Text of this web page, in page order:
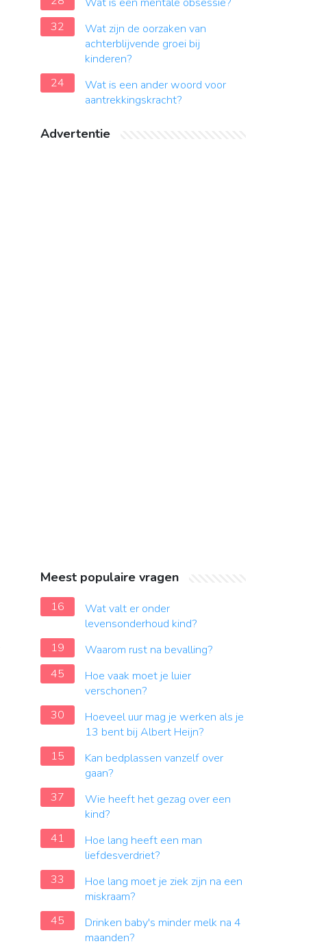
32
Wat zijn de oorzaken van
achterblijvende groei bij
kinderen?
24
Wat is een ander woord voor
aantrekkingskracht?
Advertentie
Meest populaire vragen
16
Wat valt er onder
levensonderhoud kind?
19
Waarom rust na bevalling?
45
Hoe vaak moet je luier
verschonen?
30
Hoeveel uur mag je werken als je
13 bent bij Albert Heijn?
15
Kan bedplassen vanzelf over
gaan?
37
Wie heeft het gezag over een
kind?
41
Hoe lang heeft een man
liefdesverdriet?
33
Hoe lang moet je ziek zijn na een
miskraam?
45
Drinken baby's minder melk na 4
maanden?